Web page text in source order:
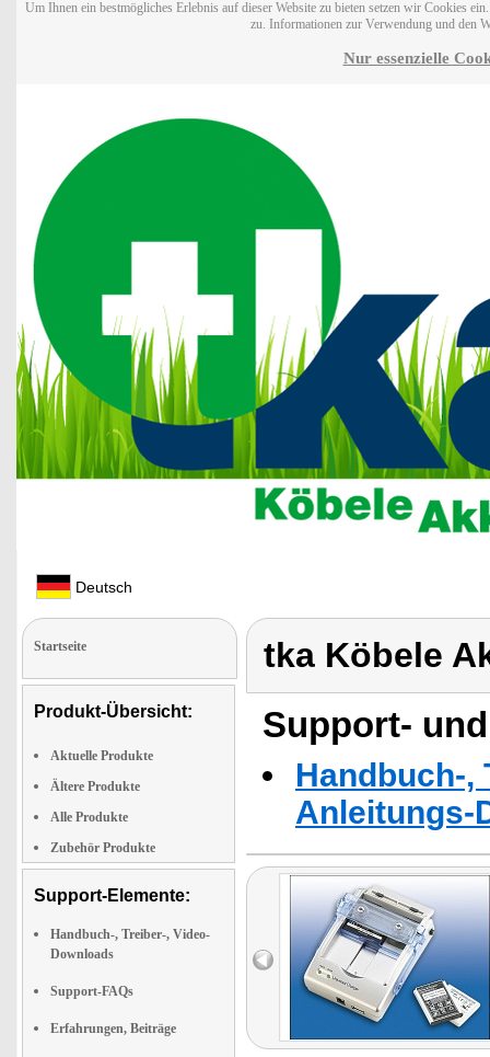
Um Ihnen ein bestmögliches Erlebnis auf dieser Website zu bieten setzen wir Cookies
zu. Informationen zur Verwendung und den
Nur essenzielle
Deutsch
Startseite
Produkt-Übersicht:
Aktuelle Produkte
Ältere Produkte
Alle Produkte
Zubehör Produkte
Support-Elemente:
Handbuch-, Treiber-, Video-
Downloads
Support-FAQs
Erfahrungen, Beiträge
tka Köbele
Support-
Handbuch-,
Anleitungs-